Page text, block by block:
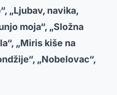
„Ljubav, navika,
moja“, „Složna
„Miris kiše na
„Nobelovac“,